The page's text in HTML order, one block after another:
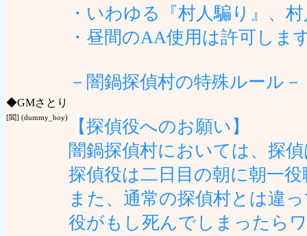
◆GMさとり
[閻] (dummy_boy)
・いわゆる『村人騙り』、
・昼間のAA使用は許可し
－闇鍋探偵村の特殊ルール－
【探偵役へのお願い】
闇鍋探偵村においては、探
探偵役は二日目の朝に朝一
また、通常の探偵村とは違
役がもし死んでしまったら